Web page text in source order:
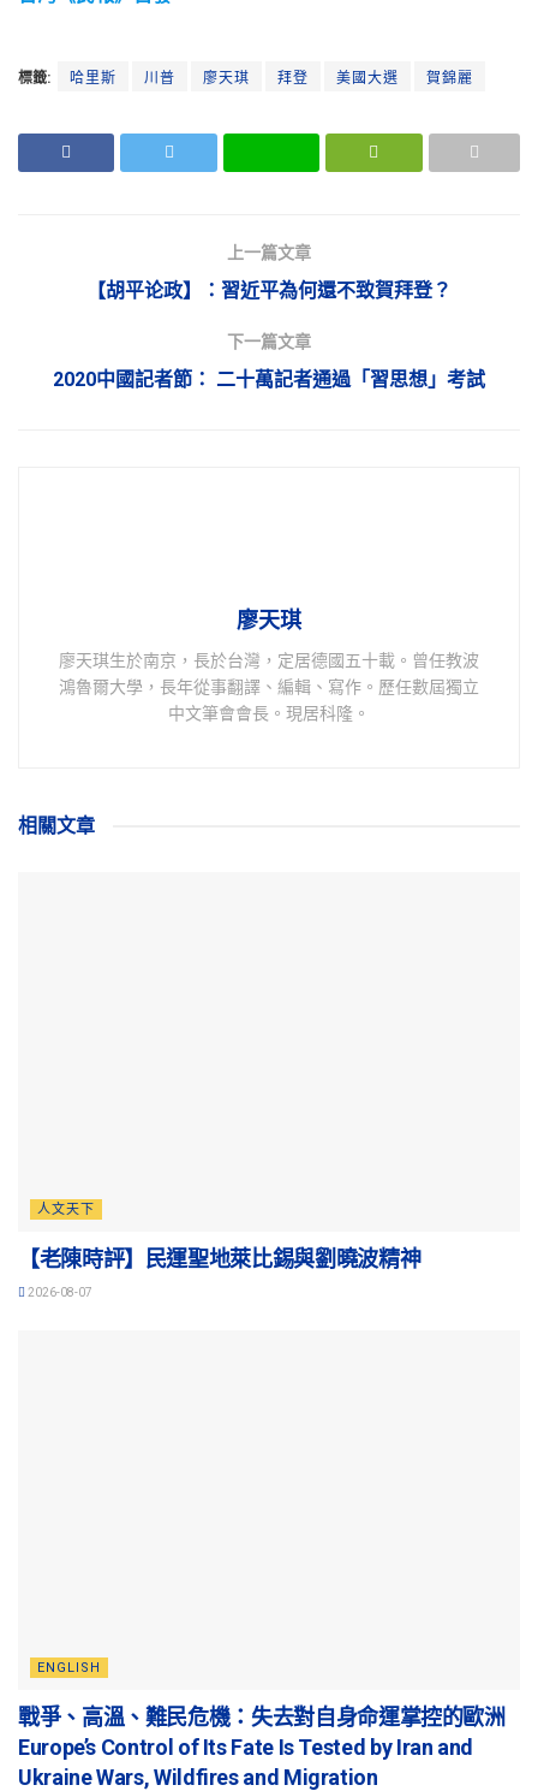
標籤: 哈里斯 川普 廖天琪 拜登 美國大選 賀錦麗
上一篇文章
【胡平论政】：習近平為何還不致賀拜登？
下一篇文章
2020中國記者節： 二十萬記者通過「習思想」考試
廖天琪
廖天琪生於南京，長於台灣，定居德國五十載。曾任教波
鴻魯爾大學，長年從事翻譯、編輯、寫作。歷任數屆獨立
中文筆會會長。現居科隆。
相關文章
人文天下
【老陳時評】民運聖地萊比錫與劉曉波精神
2026-08-07
ENGLISH
戰爭、高溫、難民危機：失去對自身命運掌控的歐洲
Europe’s Control of Its Fate Is Tested by Iran and
Ukraine Wars, Wildfires and Migration